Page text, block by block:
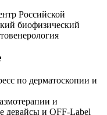
Российской
биофизический
по дерматоскопии и
и
девайсы и OFF-Label